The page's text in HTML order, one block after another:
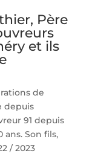
Père
et ils
de
depuis
91 depuis
Son fils,
/ 2023